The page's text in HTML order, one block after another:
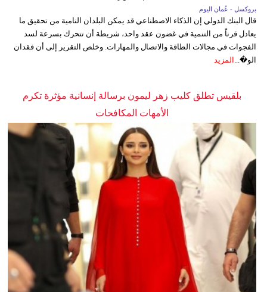
بروكسل - عُمان اليوم
قال البنك الدولي إن الذكاء الاصطناعي قد يمكن البلدان النامية من تحقيق ما
يعادل قرناً من التنمية في غضون عقد واحد، شريطة أن تتحرك بسرعة لسد
الفجوات في مجالات الطاقة والاتصال والمهارات. وخلص التقرير إلى أن فقدان
الو�... المزيد
بلقيس تطلق كليب زهر ليمون برسالة إنسانية مؤثرة تكرم
الأمهات المكافحات